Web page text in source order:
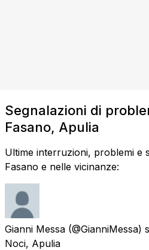
Segnalazioni di
Fasano, Apulia
Ultime interruzioni, problemi e
Fasano e nelle vicinanze:
Gianni Messa (@GianniMessa)
Noci, Apulia